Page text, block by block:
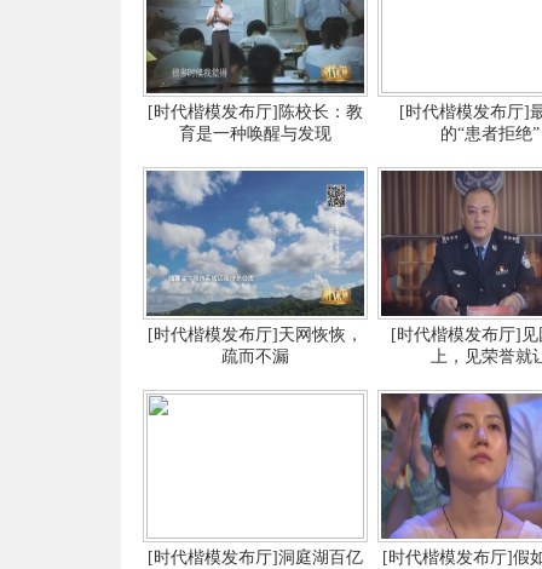
[时代楷模发布厅]陈校长：教
育是一种唤醒与发现
[时代楷模发布厅]
的“患者拒绝”
[时代楷模发布厅]天网恢恢，
疏而不漏
[时代楷模发布厅]
上，见荣誉就
[时代楷模发布厅]洞庭湖百亿
[时代楷模发布厅]假